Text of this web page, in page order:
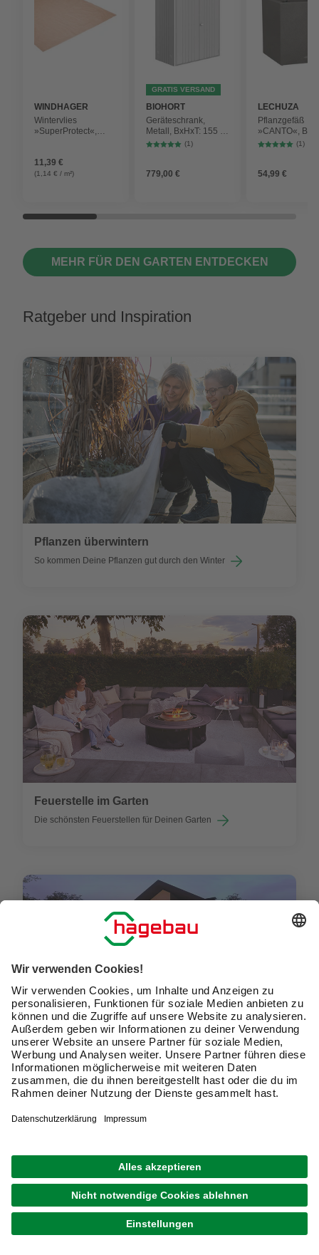
WINDHAGER
Wintervlies
»SuperProtect«,
11,39 €
(1,14 € / m²)
GRATIS VERSAND
BIOHORT
Geräteschrank,
Metall, BxHxT: 155 x
182,5 x 83 cm
(1)
779,00 €
LECHUZA
Pflanzgefäß
»CANTO«,
30 x 30,8 x(1)
54,99 €
MEHR FÜR DEN GARTEN ENTDECKEN
Ratgeber und Inspiration
Pflanzen überwintern
So kommen Deine Pflanzen gut durch den Winter
Feuerstelle im Garten
Die schönsten Feuerstellen für Deinen Garten
Sichere Außenbeleuchtung
Schütze Dein Zuhause mit der richtigen Beleuchtung vor
Einbruch
Newsletter: Zusammen
machen wir Dein Zuhause zu